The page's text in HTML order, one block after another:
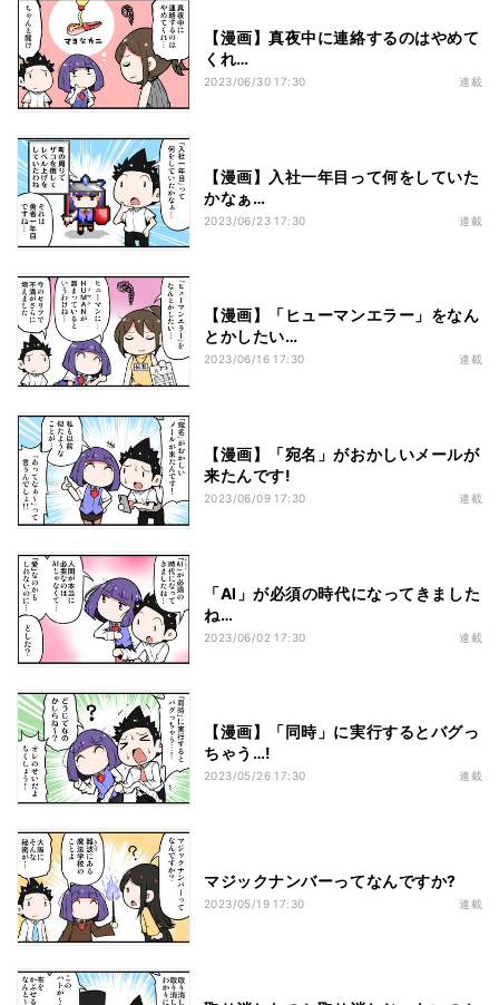
【漫画】真夜中に連絡するのはやめて
くれ…
2023/06/30 17:30 連載
【漫画】入社一年目って何をしていた
かなぁ…
2023/06/23 17:30 連載
【漫画】「ヒューマンエラー」をなん
とかしたい…
2023/06/16 17:30 連載
【漫画】「宛名」がおかしいメールが
来たんです!
2023/06/09 17:30 連載
「AI」が必須の時代になってきました
ね…
2023/06/02 17:30 連載
【漫画】「同時」に実行するとバグっ
ちゃう…!
2023/05/26 17:30 連載
マジックナンバーってなんですか?
2023/05/19 17:30 連載